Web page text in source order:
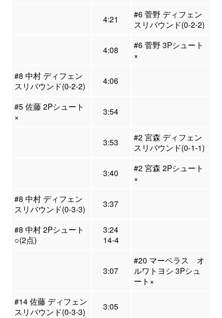
4:21
#6 菅野 ディフェン
スリバウンド(0-2-2)
4:08
#6 菅野 3Pシュート
×
#8 中村 ディフェン
スリバウンド(0-2-2)
4:06
#5 佐藤 2Pシュート
×
3:54
3:53
#2 宮森 ディフェン
スリバウンド(0-1-1)
3:40
#2 宮森 2Pシュート
×
#8 中村 ディフェン
スリバウンド(0-3-3)
3:37
#8 中村 2Pシュート
○(2点)
3:24
14-4
3:07
#20 マーベラス オ
ルワトヨシ 3Pシュ
ート×
#14 佐藤 ディフェン
スリバウンド(0-3-3)
3:05